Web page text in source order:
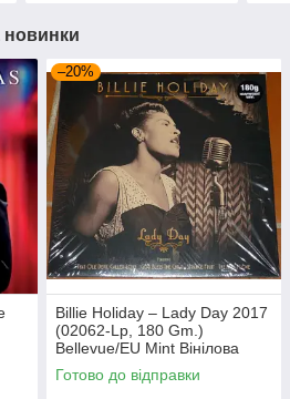
новинки
–20%
Billie Holiday – Lady Day 2017
(02062-Lp, 180 Gm.)
Bellevue/EU Mint Вінілова
платівка (art.238958)
Готово до відправки